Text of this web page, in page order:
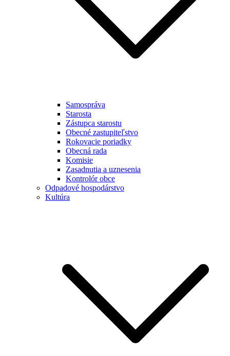
Samospráva
Starosta
Zástupca starostu
Obecné zastupiteľstvo
Rokovacie poriadky
Obecná rada
Komisie
Zasadnutia a uznesenia
Kontrolór obce
Odpadové hospodárstvo
Kultúra